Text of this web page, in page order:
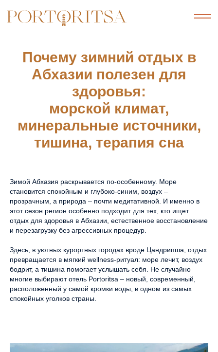
Почему зимний отдых в
Абхазии полезен для
здоровья:
морской климат,
минеральные источники,
тишина, терапия сна
Зимой Абхазия раскрывается по-особенному. Море
становится спокойным и глубоко-синим, воздух –
прозрачным, а природа – почти медитативной. И именно в
этот сезон регион особенно подходит для тех, кто ищет
отдых для здоровья в Абхазии, естественное восстановление
и перезагрузку без агрессивных процедур.
Здесь, в уютных курортных городах вроде Цандрипша, отдых
превращается в мягкий wellness-ритуал: море лечит, воздух
бодрит, а тишина помогает услышать себя. Не случайно
многие выбираютотель Portoritsa – новый, современный,
расположенный у самой кромки воды, в одном из самых
спокойных уголков страны.